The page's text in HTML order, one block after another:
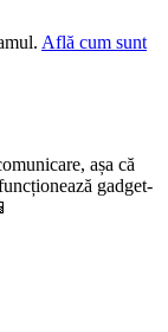
Află cum sunt
așa că
gadget-